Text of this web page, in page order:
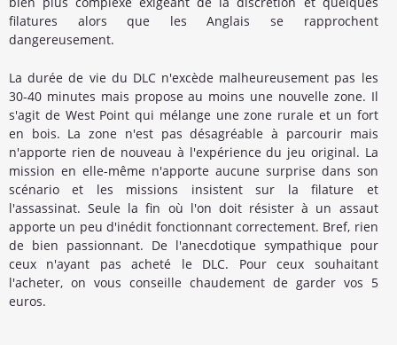
filatures alors que les Anglais se rapprochent
dangereusement.
La durée de vie du DLC n'excède malheureusement pas les
30-40 minutes mais propose au moins une nouvelle zone. Il
s'agit de West Point qui mélange une zone rurale et un fort
en bois. La zone n'est pas désagréable à parcourir mais
n'apporte rien de nouveau à l'expérience du jeu original. La
mission en elle-même n'apporte aucune surprise dans son
scénario et les missions insistent sur la filature et
l'assassinat. Seule la fin où l'on doit résister à un assaut
apporte un peu d'inédit fonctionnant correctement. Bref, rien
de bien passionnant. De l'anecdotique sympathique pour
ceux n'ayant pas acheté le DLC. Pour ceux souhaitant
l'acheter, on vous conseille chaudement de garder vos 5
euros.